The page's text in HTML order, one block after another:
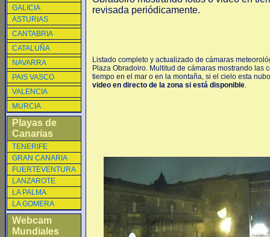
GALICIA
ASTURIAS
CANTABRIA
CATALUÑA
NAVARRA
PAIS VASCO
VALENCIA
MURCIA
Playas de
Canarias
TENERIFE
GRAN CANARIA
FUERTEVENTURA
LANZAROTE
LA PALMA
LA GOMERA
Webcam
Mundiales
revisada periódicamente.
Listado completo y actualizado de cámaras
Plaza Obradoiro. Multitud de cámaras mostrando las
tiempo en el mar o en la montaña, si el cielo esta
video en directo de la zona si está disponible.